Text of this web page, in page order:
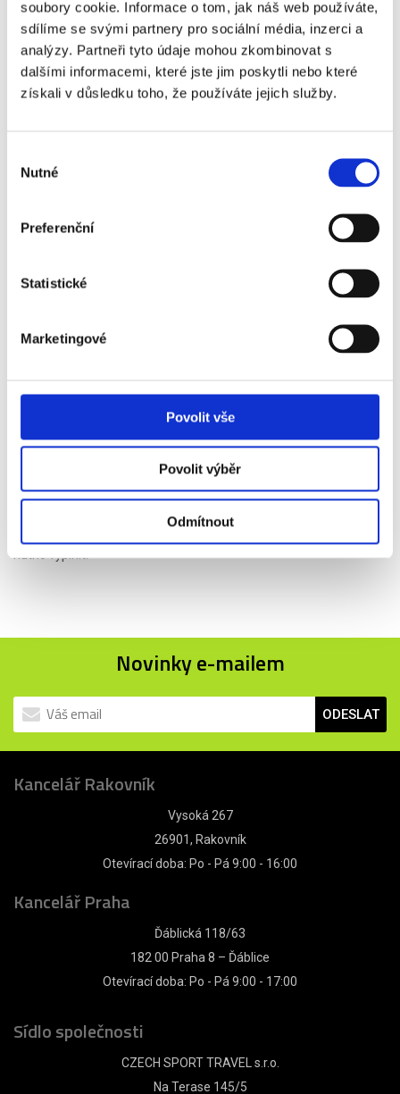
soubory cookie. Informace o tom, jak náš web používáte,
sdílíme se svými partnery pro sociální média, inzerci a
analýzy. Partneři tyto údaje mohou zkombinovat s
dalšími informacemi, které jste jim poskytli nebo které
získali v důsledku toho, že používáte jejich služby.
souhlasu
Nutné
Preferenční
Statistické
Marketingové
Povolit vše
Povolit výběr
Odmítnout
Nadpis:
SPAM*:
(slovy)
Novinky e-mailem
ODESLAT
Kancelář Rakovník
Vysoká 267
26901, Rakovník
Otevírací doba: Po - Pá 9:00 - 16:00
Kancelář Praha
Ďáblická 118/63
182 00 Praha 8 – Ďáblice
Otevírací doba: Po - Pá 9:00 - 17:00
Sídlo společnosti
CZECH SPORT TRAVEL s.r.o.
Na Terase 145/5